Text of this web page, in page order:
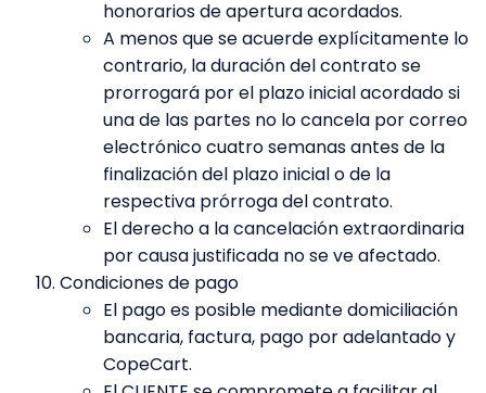
honorarios de apertura acordados.
A menos que se acuerde explícitamente lo
contrario, la duración del contrato se
prorrogará por el plazo inicial acordado si
una de las partes no lo cancela por correo
electrónico cuatro semanas antes de la
finalización del plazo inicial o de la
respectiva prórroga del contrato.
El derecho a la cancelación extraordinaria
por causa justificada no se ve afectado.
Condiciones de pago
El pago es posible mediante domiciliación
bancaria, factura, pago por adelantado y
CopeCart.